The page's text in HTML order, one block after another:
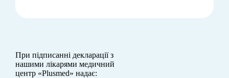
При підписанні декларації з
нашими лікарями медичний
центр «Plusmed» надає: